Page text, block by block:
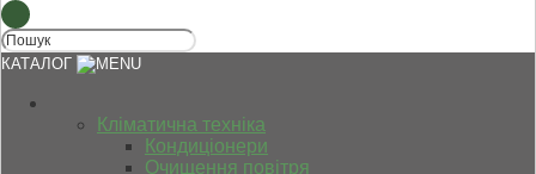
КАТАЛОГ
Кліматична техніка
Кондиціонери
Очищення повітря